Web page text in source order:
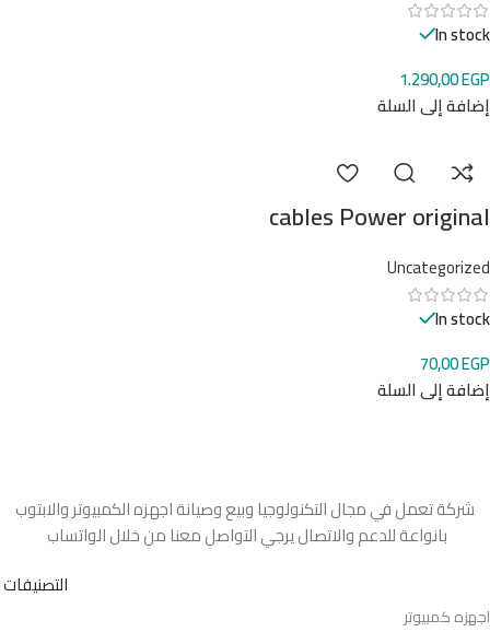
In stock
1.290,00EGP
إضافة إلى السلة
cables Power original
Uncategorized
In stock
70,00EGP
إضافة إلى السلة
شركة تعمل في مجال التكنولوجيا وبيع وصيانة اجهزه الكمبيوتر والابتوب
بانواعة للدعم والاتصال يرجي التواصل معنا من خلال الواتساب
التصنيفات
اجهزه كمبيوتر